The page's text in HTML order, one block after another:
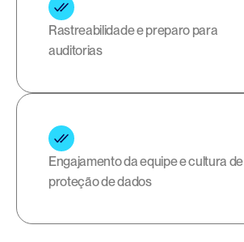
Rastreabilidade e preparo para
auditorias
Engajamento da equipe e cultura de
proteção de dados